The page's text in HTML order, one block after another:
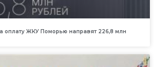
оплату ЖКУ Поморью направят 226,8 млн